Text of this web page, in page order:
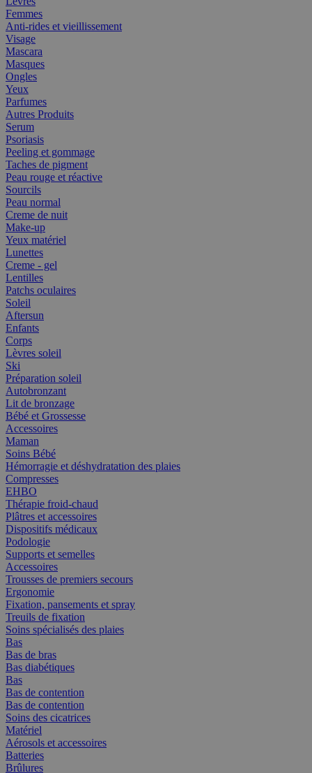
Femmes
Anti-rides et vieillissement
Visage
Mascara
Masques
Ongles
Yeux
Parfumes
Autres Produits
Serum
Psoriasis
Peeling et gommage
Taches de pigment
Peau rouge et réactive
Sourcils
Peau normal
Creme de nuit
Make-up
Yeux matériel
Lunettes
Creme - gel
Lentilles
Patchs oculaires
Soleil
Aftersun
Enfants
Corps
Lèvres soleil
Ski
Préparation soleil
Autobronzant
Lit de bronzage
Bébé et Grossesse
Accessoires
Maman
Soins Bébé
Hémorragie et déshydratation des plaies
Compresses
EHBO
Thérapie froid-chaud
Plâtres et accessoires
Dispositifs médicaux
Podologie
Supports et semelles
Accessoires
Trousses de premiers secours
Ergonomie
Fixation, pansements et spray
Treuils de fixation
Soins spécialisés des plaies
Bas
Bas de bras
Bas diabétiques
Bas
Bas de contention
Bas de contention
Soins des cicatrices
Matériel
Aérosols et accessoires
Batteries
Brûlures